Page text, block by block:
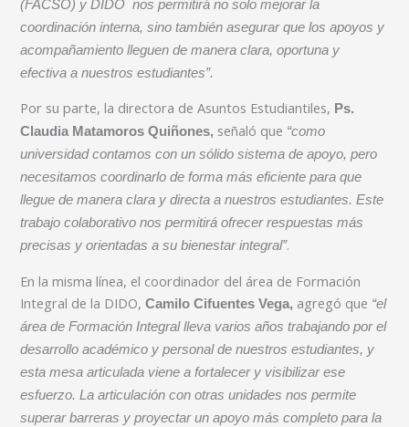
(FACSO) y DIDO nos permitirá no solo mejorar la
coordinación interna, sino también asegurar que los apoyos y
acompañamiento lleguen de manera clara, oportuna y
efectiva a nuestros estudiantes”.
Por su parte, la directora de Asuntos Estudiantiles, Ps.
Claudia Matamoros Quiñones, señaló que “como
universidad contamos con un sólido sistema de apoyo, pero
necesitamos coordinarlo de forma más eficiente para que
llegue de manera clara y directa a nuestros estudiantes. Este
trabajo colaborativo nos permitirá ofrecer respuestas más
precisas y orientadas a su bienestar integral”.
En la misma línea, el coordinador del área de Formación
Integral de la DIDO,Camilo Cifuentes Vega, agregó que “el
área de Formación Integral lleva varios años trabajando por el
desarrollo académico y personal de nuestros estudiantes, y
esta mesa articulada viene a fortalecer y visibilizar ese
esfuerzo. La articulación con otras unidades nos permite
superar barreras y proyectar un apoyo más completo para la